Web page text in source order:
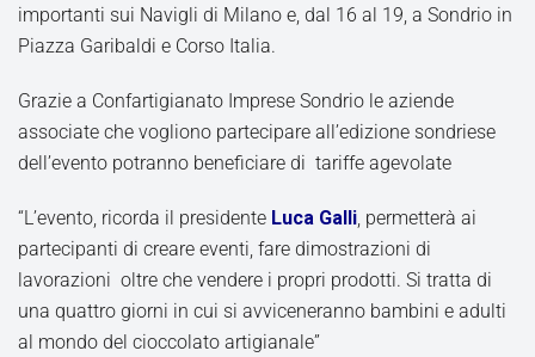
importanti sui Navigli di Milano e, dal 16 al 19, a Sondrio in
Piazza Garibaldi e Corso Italia.
Grazie a Confartigianato Imprese Sondrio le aziende
associate che vogliono partecipare all’edizione sondriese
dell’evento potranno beneficiare di tariffe agevolate
“L’evento, ricorda il presidente Luca Galli, permetterà ai
partecipanti di creare eventi, fare dimostrazioni di
lavorazioni oltre che vendere i propri prodotti. Si tratta di
una quattro giorni in cui si avviceneranno bambini e adulti
al mondo del cioccolato artigianale”